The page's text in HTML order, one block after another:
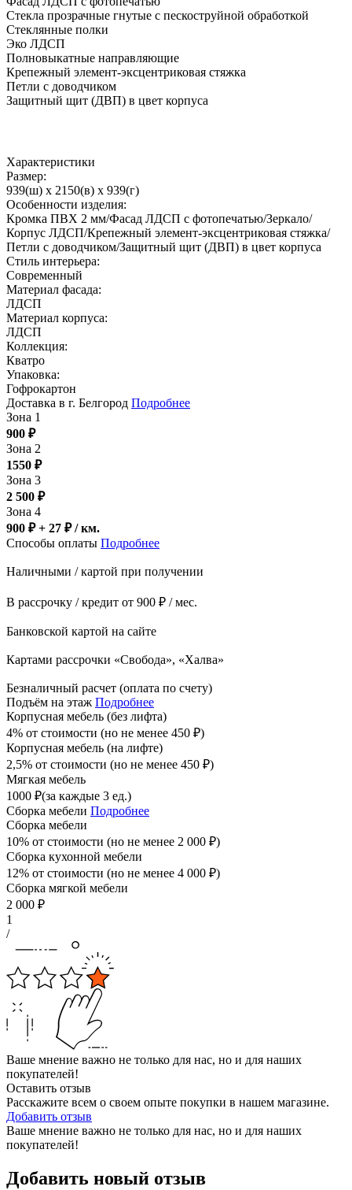
Стекла прозрачные гнутые с пескоструйной обработкой
Стеклянные полки
Эко ЛДСП
Полновыкатные направляющие
Крепежный элемент-эксцентриковая стяжка
Петли с доводчиком
Защитный щит (ДВП) в цвет корпуса
Характеристики
Размер:
939(ш) x 2150(в) x 939(г)
Особенности изделия:
Кромка ПВХ 2 мм/Фасад ЛДСП с фотопечатью/Зеркало/
Корпус ЛДСП/Крепежный элемент-эксцентриковая стяжка/
Петли с доводчиком/Защитный щит (ДВП) в цвет корпуса
Стиль интерьера:
Современный
Материал фасада:
ЛДСП
Материал корпуса:
ЛДСП
Коллекция:
Кватро
Упаковка:
Гофрокартон
Доставка в г. Белгород Подробнее
Зона 1
900 ₽
Зона 2
1550 ₽
Зона 3
2 500 ₽
Зона 4
900 ₽ + 27 ₽/ км.
Способы оплаты Подробнее
Наличными / картой при получении
В рассрочку / кредит от 900 ₽ / мес.
Банковской картой на сайте
Картами рассрочки «Свобода», «Халва»
Безналичный расчет (оплата по счету)
Подъём на этаж Подробнее
Корпусная мебель (без лифта)
4% от стоимости (но не менее 450 ₽)
Корпусная мебель (на лифте)
2,5% от стоимости (но не менее 450 ₽)
Мягкая мебель
1000 ₽(за каждые 3 ед.)
Сборка мебели Подробнее
Сборка мебели
10% от стоимости (но не менее 2 000 ₽)
Сборка кухонной мебели
12% от стоимости (но не менее 4 000 ₽)
Сборка мягкой мебели
2 000 ₽
1
/
Ваше мнение важно не только для нас, но и для наших
покупателей!
Оставить отзыв
Расскажите всем о своем опыте покупки в нашем магазине.
Добавить отзыв
Ваше мнение важно не только для нас, но и для наших
покупателей!
Добавить новый отзыв